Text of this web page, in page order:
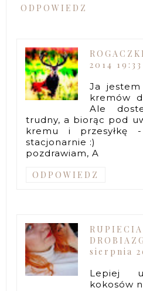
ODPOWIEDZ
ROGACZKI
2014 19:33
Ja jestem
kremów
Ale
trudny, a biorąc pod
kremu i przesyłkę
stacjonarnie :)
pozdrawiam, A
ODPOWIEDZ
sierpnia
Lepiej
kokosów